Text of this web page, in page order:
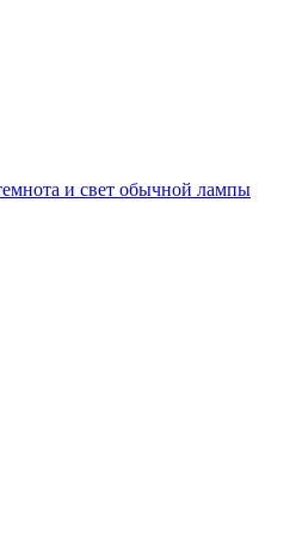
и свет обычной лампы